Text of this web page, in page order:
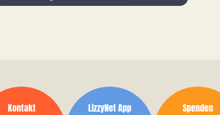
Kontakt LizzyNet App Spenden